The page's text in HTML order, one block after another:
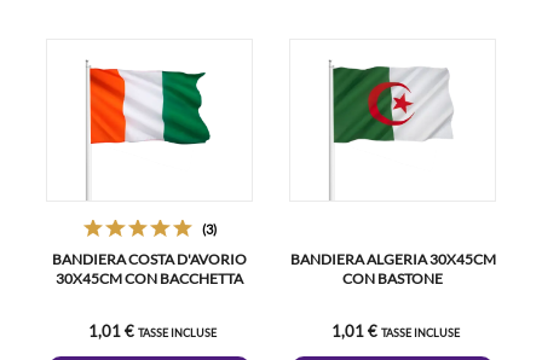
(3)
BANDIERA COSTA D'AVORIO
30X45CM CON BACCHETTA
1,01 € TASSE INCLUSE
BANDIERA ALGERIA 30X45CM
CON BASTONE
1,01 € TASSE INCLUSE